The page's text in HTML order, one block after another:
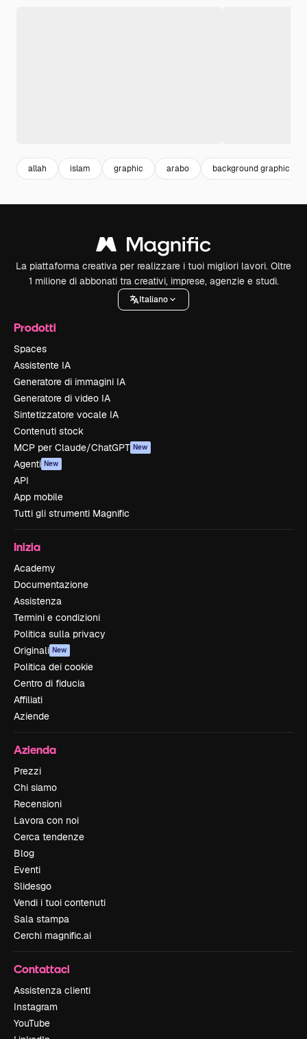
allah islam graphic arabo background graphic
La piattaforma creativa per realizzare i tuoi migliori lavori. Oltre
1 milione di abbonati tra creativi, imprese, agenzie e studi.
Italiano
Prodotti
Spaces
Assistente IA
Generatore di immagini IA
Generatore di video IA
Sintetizzatore vocale IA
Contenuti stock
MCP per Claude/ChatGPT New
Agenti New
API
App mobile
Tutti gli strumenti Magnific
Inizia
Academy
Documentazione
Assistenza
Termini e condizioni
Politica sulla privacy
Originali New
Politica dei cookie
Centro di fiducia
Affiliati
Aziende
Azienda
Prezzi
Chi siamo
Recensioni
Lavora con noi
Cerca tendenze
Blog
Eventi
Slidesgo
Vendi i tuoi contenuti
Sala stampa
Cerchi magnific.ai
Contattaci
Assistenza clienti
Instagram
YouTube